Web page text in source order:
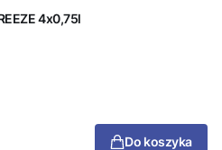
4x0,75l
Do koszyka